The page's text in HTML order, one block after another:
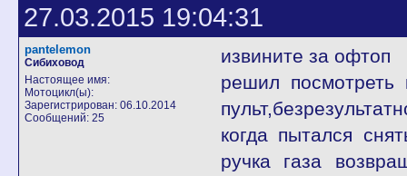
27.03.2015 19:04:31
pantelemon
Сибиховод
Настоящее имя:
Мотоцикл(ы):
Зарегистрирован: 06.10.2014
Сообщений: 25
извините за офтоп
решил посмотреть
когда пытался
ручка газа